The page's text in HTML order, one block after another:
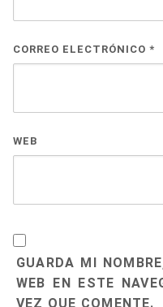
CORREO ELECTRÓNICO *
WEB
GUARDA MI
WEB EN ESTE
VEZ QUE COMENTE.